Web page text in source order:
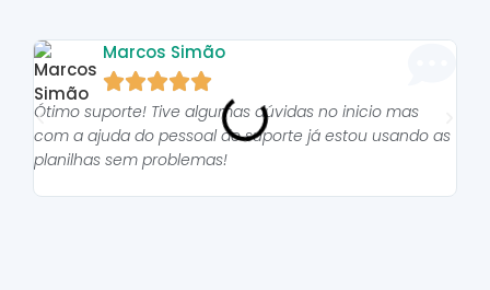
Marcos Simão

Ótimo suporte! Tive algumas dúvidas no inicio mas
com a ajuda do pessoal do suporte já estou usando as
planilhas sem problemas!